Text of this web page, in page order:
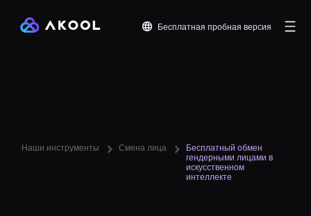
Бесплатная пробная версия
Наши инструменты Смена лица
Бесплатный обмен
гендерными лицами в
искусственном
интеллекте